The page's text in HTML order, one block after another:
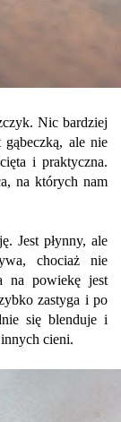
Nic bardziej
ale nie
i praktyczna.
na których nam
Jest płynny, ale
chociaż nie
na powiekę jest
zastyga i po
się blenduje i
cieni.